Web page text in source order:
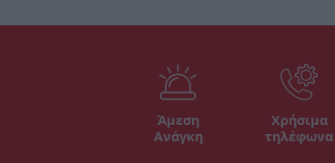
Άμεση
Ανάγκη
Χρήσιμα
τηλέφωνα